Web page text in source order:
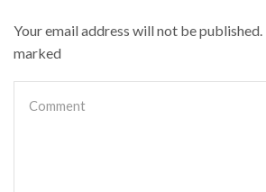
Your email address will not be
marked